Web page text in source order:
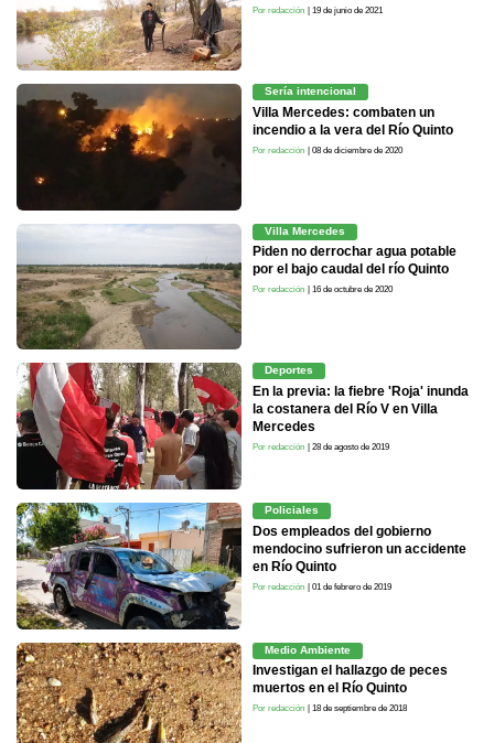
Por redacción | 19 de junio de 2021
Sería intencional
Villa Mercedes: combaten un
incendio a la vera del Río Quinto
Por redacción | 08 de diciembre de 2020
Villa Mercedes
Piden no derrochar agua potable
por el bajo caudal del río Quinto
Por redacción | 16 de octubre de 2020
Deportes
En la previa: la fiebre 'Roja' inunda
la costanera del Río V en Villa
Mercedes
Por redacción | 28 de agosto de 2019
Policiales
Dos empleados del gobierno
mendocino sufrieron un accidente
en Río Quinto
Por redacción | 01 de febrero de 2019
Medio Ambiente
Investigan el hallazgo de peces
muertos en el Río Quinto
Por redacción | 18 de septiembre de 2018